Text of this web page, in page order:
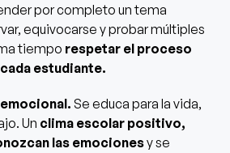
por completo un tema
equivocarse y probar múltiples
tiempo respetar el proceso
estudiante.
Se educa para la vida,
Un clima escolar positivo,
las emocionesy se